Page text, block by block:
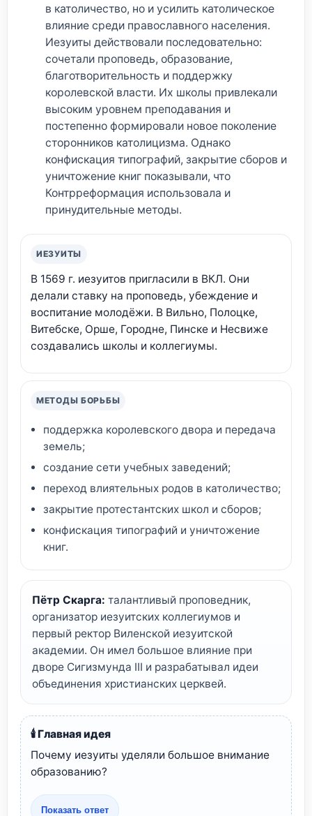
в католичество, но и усилить католическое
влияние среди православного населения.
Иезуиты действовали последовательно:
сочетали проповедь, образование,
благотворительность и поддержку
королевской власти. Их школы привлекали
высоким уровнем преподавания и
постепенно формировали новое поколение
сторонников католицизма. Однако
конфискация типографий, закрытие сборов и
уничтожение книг показывали, что
Контрреформация использовала и
принудительные методы.
ИЕЗУИТЫ
В 1569 г. иезуитов пригласили в ВКЛ. Они
делали ставку на проповедь, убеждение и
воспитание молодёжи. В Вильно, Полоцке,
Витебске, Орше, Городне, Пинске и Несвиже
создавались школы и коллегиумы.
МЕТОДЫ БОРЬБЫ
поддержка королевского двора и передача
земель;
создание сети учебных заведений;
переход влиятельных родов в католичество;
закрытие протестантских школ и сборов;
конфискация типографий и уничтожение
книг.
Пётр Скарга: талантливый проповедник,
организатор иезуитских коллегиумов и
первый ректор Виленской иезуитской
академии. Он имел большое влияние при
дворе Сигизмунда III и разрабатывал идеи
объединения христианских церквей.
🕯️ Главная идея
Почему иезуиты уделяли большое внимание
образованию?
Показать ответ